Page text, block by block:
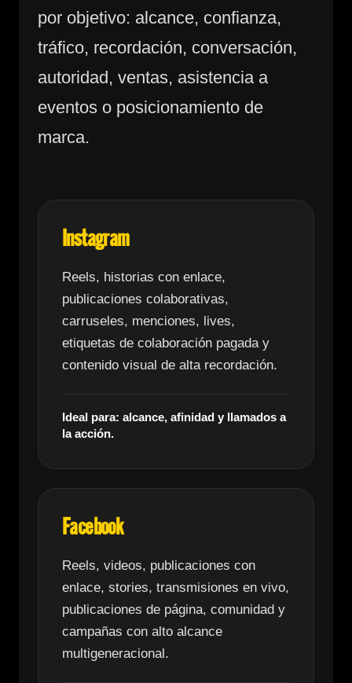
por objetivo: alcance, confianza,
tráfico, recordación, conversación,
autoridad, ventas, asistencia a
eventos o posicionamiento de
marca.
Instagram
Reels, historias con enlace,
publicaciones colaborativas,
carruseles, menciones, lives,
etiquetas de colaboración pagada y
contenido visual de alta recordación.
Ideal para: alcance, afinidad y llamados a
la acción.
Facebook
Reels, videos, publicaciones con
enlace, stories, transmisiones en vivo,
publicaciones de página, comunidad y
campañas con alto alcance
multigeneracional.